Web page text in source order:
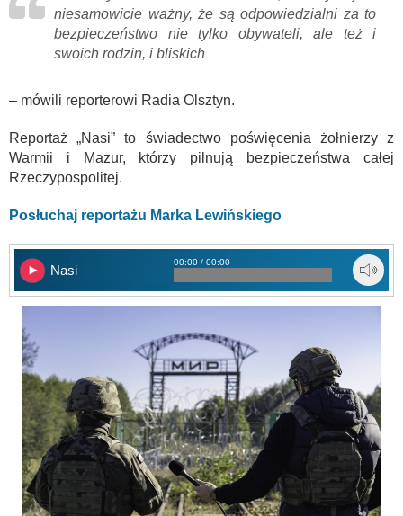
niesamowicie ważny, że są odpowiedzialni za to
bezpieczeństwo nie tylko obywateli, ale też i
swoich rodzin, i bliskich
– mówili reporterowi Radia Olsztyn.
Reportaż „Nasi” to świadectwo poświęcenia żołnierzy z
Warmii i Mazur, którzy pilnują bezpieczeństwa całej
Rzeczypospolitej.
Posłuchaj reportażu Marka Lewińskiego
Nasi
00:00 / 00:00